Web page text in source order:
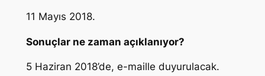
11 Mayıs 2018.
Sonuçlar ne zaman açıklanıyor?
5 Haziran 2018’de, e-maille duyurulacak.